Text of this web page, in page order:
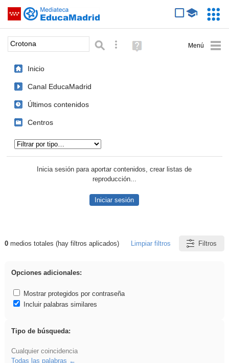
Saltar navegación
Palabra o frase: Búsqueda avanzada
Ayuda
(en
Inicio
Canal EducaMadrid
Últimos contenidos
Centros
Inicia sesión para aportar contenidos, crear listas de
reproducción...
Iniciar sesión
Resultados de: Crotona
0medios totales (hay filtros aplicados) Limpiar filtros Filtros
Opciones adicionales:
Mostrar protegidos por contraseña
Incluir palabras similares
Tipo de búsqueda:
Cualquier coincidencia
Todas las palabras